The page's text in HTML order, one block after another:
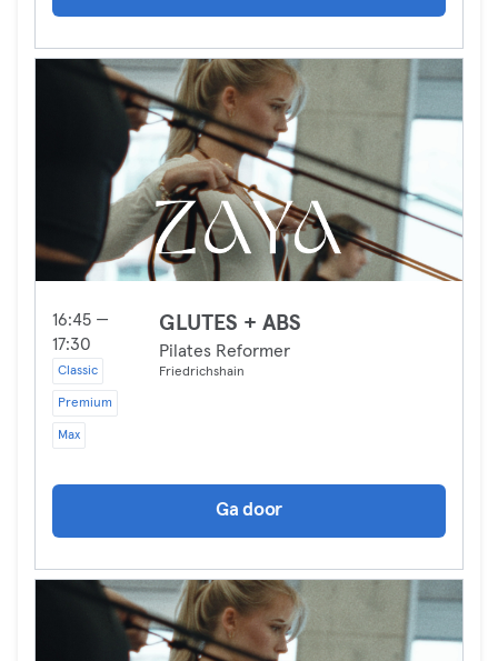
16:45 —
17:30
Classic
Premium
Max
GLUTES + ABS
Pilates Reformer
Friedrichshain
Ga door